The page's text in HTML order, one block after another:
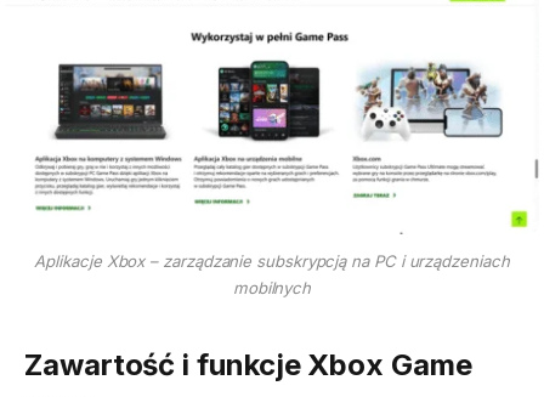
Aplikacje Xbox – zarządzanie subskrypcją na PC i urządzeniach
mobilnych
Zawartość i funkcje Xbox Game